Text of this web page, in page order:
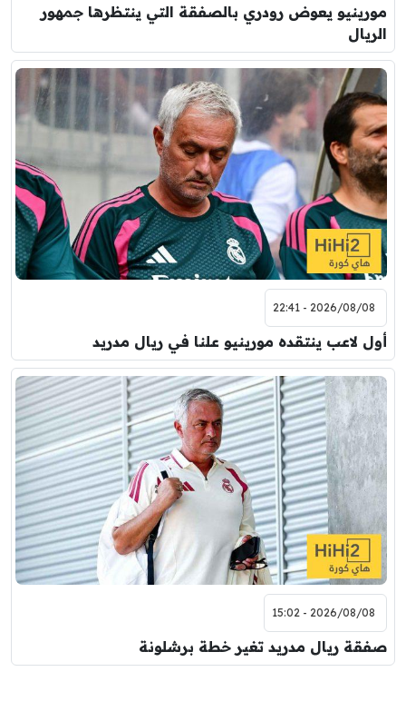
مورينيو يعوض رودري بالصفقة التي ينتظرها جمهور
الريال
2026/08/08 - 22:41
أول لاعب ينتقده مورينيو علنا في ريال مدريد
2026/08/08 - 15:02
صفقة ريال مدريد تغير خطة برشلونة